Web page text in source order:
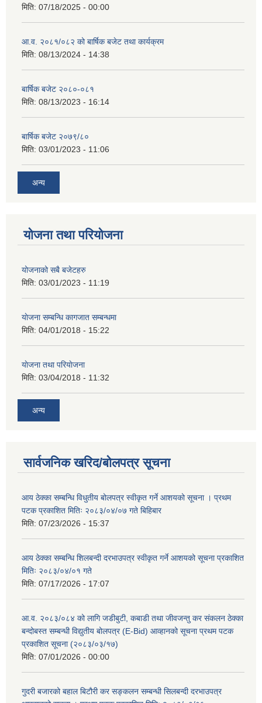
मिति: 07/18/2025 - 00:00
आ.व. २०८१/०८२ को बार्षिक बजेट तथा कार्यक्रम
मिति: 08/13/2024 - 14:38
बार्षिक बजेट २०८०-०८१
मिति: 08/13/2023 - 16:14
बार्षिक बजेट २०७९/८०
मिति: 03/01/2023 - 11:06
अन्य
योजना तथा परियोजना
योजनाको सबै बजेटहरु
मिति: 03/01/2023 - 11:19
याेजना सम्बन्धि कागजात सम्बन्धमा
मिति: 04/01/2018 - 15:22
याेजना तथा परियाेजना
मिति: 03/04/2018 - 11:32
अन्य
सार्वजनिक खरिद/बोलपत्र सूचना
आय ठेक्का सम्बन्धि विधुतीय बोलपत्र स्वीकृत गर्ने आशयको सूचना । प्रथम
पटक प्रकाशित मितिः २०८३/०४/०७ गते बिहिबार
मिति: 07/23/2026 - 15:37
आय ठेक्का सम्बन्धि शिलबन्दी दरभाउपत्र स्वीकृत गर्ने आशयको सूचना प्रकाशित
मितिः २०८३/०४/०१ गते
मिति: 07/17/2026 - 17:07
आ.व. २०८३/०८४ को लागि जडीबुटी, कबाडी तथा जीवजन्तु कर संकलन ठेक्का
बन्दोबस्त सम्बन्धी विद्युतीय बोलपत्र (E-Bid) आव्हानको सूचना प्रथम पटक
प्रकाशित सूचना (२०८३/०३/१७)
मिति: 07/01/2026 - 00:00
गुदरी बजारको बहाल बिटौरी कर सङ्कलन सम्बन्धी सिलबन्दी दरभाउपत्र